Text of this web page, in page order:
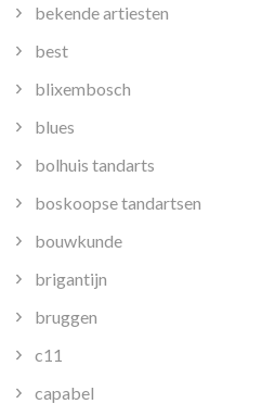
bekende artiesten
best
blixembosch
blues
bolhuis tandarts
boskoopse tandartsen
bouwkunde
brigantijn
bruggen
c11
capabel